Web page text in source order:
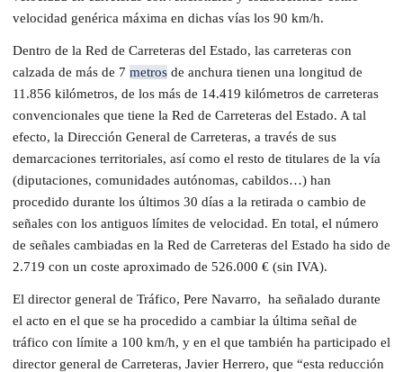
velocidad genérica máxima en dichas vías los 90 km/h.
Dentro de la Red de Carreteras del Estado, las carreteras con
calzada de más de 7 metros de anchura tienen una longitud de
11.856 kilómetros, de los más de 14.419 kilómetros de carreteras
convencionales que tiene la Red de Carreteras del Estado. A tal
efecto, la Dirección General de Carreteras, a través de sus
demarcaciones territoriales, así como el resto de titulares de la vía
(diputaciones, comunidades autónomas, cabildos…) han
procedido durante los últimos 30 días a la retirada o cambio de
señales con los antiguos límites de velocidad. En total, el número
de señales cambiadas en la Red de Carreteras del Estado ha sido de
2.719 con un coste aproximado de 526.000 € (sin IVA).
El director general de Tráfico, Pere Navarro, ha señalado durante
el acto en el que se ha procedido a cambiar la última señal de
tráfico con límite a 100 km/h, y en el que también ha participado el
director general de Carreteras, Javier Herrero, que “esta reducción